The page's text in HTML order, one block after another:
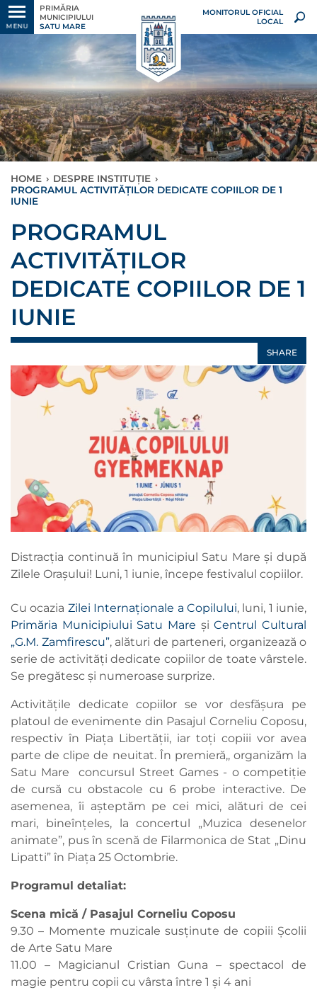
MENU
PRIMĂRIA
MUNICIPIULUI
SATU MARE
MONITORUL OFICIAL
LOCAL
HOME › DESPRE INSTITUȚIE ›
PROGRAMUL ACTIVITĂȚILOR DEDICATE COPIILOR DE 1
IUNIE
PROGRAMUL
ACTIVITĂȚILOR
DEDICATE COPIILOR DE 1
IUNIE
SHARE
Distracția continuă în municipiul Satu Mare și după
Zilele Orașului! Luni, 1 iunie, începe festivalul copiilor.
Cu ocazia Zilei Internaționale a Copilului, luni, 1 iunie,
Primăria Municipiului Satu Mare șiCentrul Cultural
„G.M. Zamfirescu”, alături de parteneri, organizează o
serie de activități dedicate copiilor de toate vârstele.
Se pregătesc și numeroase surprize.
Activitățile dedicate copiilor se vor desfășura pe
platoul de evenimente din Pasajul Corneliu Coposu,
respectiv în Piața Libertății, iar toți copiii vor avea
parte de clipe de neuitat. În premieră,, organizăm la
Satu Mare concursul Street Games - o competiție
de cursă cu obstacole cu 6 probe interactive. De
asemenea, îi așteptăm pe cei mici, alături de cei
mari, bineînțeles, la concertul „Muzica desenelor
animate”, pus în scenă de Filarmonica de Stat „Dinu
Lipatti” în Piața 25 Octombrie.
Programul detaliat:
Scena mică / Pasajul Corneliu Coposu
9.30 – Momente muzicale susținute de copiii Școlii
de Arte Satu Mare
11.00 – Magicianul Cristian Guna – spectacol de
magie pentru copii cu vârsta între 1 și 4 ani